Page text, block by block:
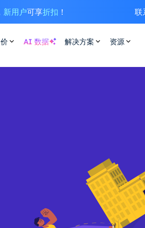
新用户可享折扣 ！ 联
AI 数据 解决方案 资源